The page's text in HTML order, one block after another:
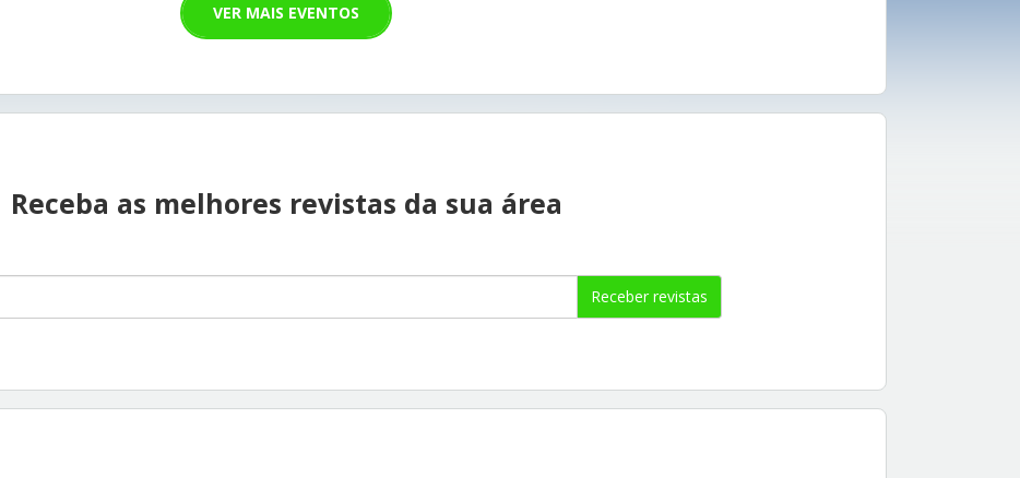
VER MAIS EVENTOS
Receba as melhores revistas da sua área
Receber revistas